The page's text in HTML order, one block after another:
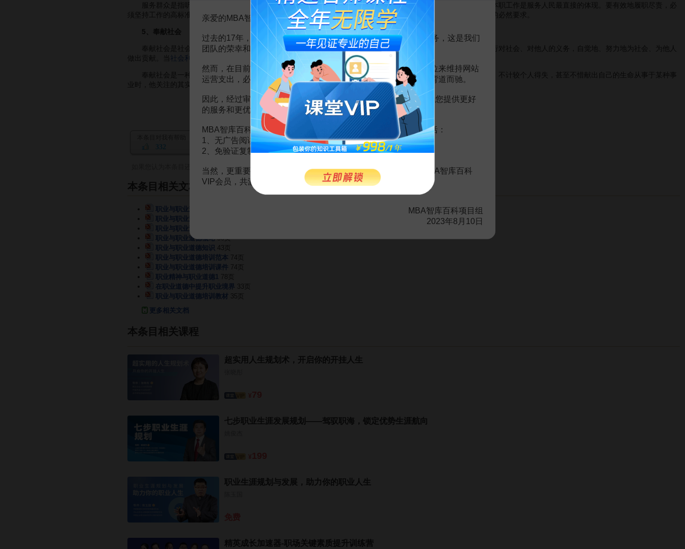
服务群众是指听取群众意见，了解群众需要，为群众着想，端正服务态度，改进服务措施，提高服务质量。做好本职工作是服务人民最直接的体现。要有效地履职尽责，必
须坚持工作的高标准。工作的高标准是单位建设的客观需要，是强烈的事业心责任感的具体体现，也是履行岗位责任的必然要求。
5、奉献社会
奉献社会是社会主义职业道德的最高境界和最终目的。奉献社会是职业道德的出发点和归宿。奉献社会就是要履行对社会、对他人的义务，自觉地、努力地为社会、为他人
做出贡献。当
社会利益 与局部利益、个人利益发生冲突时，要求每一个从业人员把社会利益放在首位。
奉献社会是一种对事业忘我的全身心投入，这不仅需要有明确的信念，更需要有崇高的行动。当一个人任劳任怨，不计较个人得失，甚至不惜献出自己的生命从事于某种事
业时，他关注的其实是这一事业对人类、对社会的意义。
332 赏 MBA智库APP
如果您认为本条目还有待完善，需要补充新内容或修改错误内容，请
本条目相关文档
职业与职业道德
职业与职业道德
职业与职业道德20171115
职业与职业道德概论 56页
职业与职业道德知识
43页
职业与职业道德培训范本 74页
职业与职业道德培训课件 74页
职业精神与职业道德1 78页
在职业道德中提升职业境界 33页
职业与职业道德培训教材 35页
更多相关文档
本条目相关课程
超实用人生规划术，开启你的开挂人生
七步职业生涯发展规划——驾驭职海，锁定优势生涯航向
职业生涯规划与发展，助力你的职业人生
精英成长加速器-职场关键素质提升训练营
亲爱的MBA智库百科用户：
过去的17年，百科频道一直以免费公益的形式为大家提供知识服务，这是我们
团队的荣幸和骄傲。
然而，在目前越来越严峻的经营挑战下，单纯依靠不断增加广告位来维持网站
运营支出，必然会越来越影响您的使用体验，这也与我们的初衷背道而驰。
因此，经过审慎地考虑，我们决定推出VIP会员收费制度，以便为您提供更好
的服务和更优质的内容。
MBA智库百科VIP会员（9.9元 / 年， 点击开通 ），您的权益将包括：
1、无广告阅读；
2、免验证复制。
当然，更重要的是长期以来您对百科频道的支持。诚邀您加入MBA智库百科
VIP会员，共渡难关，共同见证彼此的成长和进步！
MBA智库百科项目组
2023年8月10日